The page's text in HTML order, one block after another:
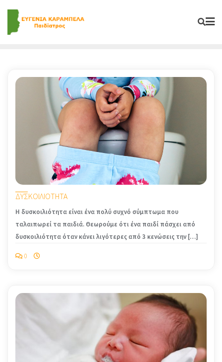
content
ΔΥΣΚΟΙΛΙΟΤΗΤΑ
Η δυσκοιλιότητα είναι ένα πολύ συχνό σύμπτωμα που
ταλαιπωρεί τα παιδιά. Θεωρούμε ότι ένα παιδί πάσχει από
δυσκοιλιότητα όταν κάνει λιγότερες από 3 κενώσεις την […]
0